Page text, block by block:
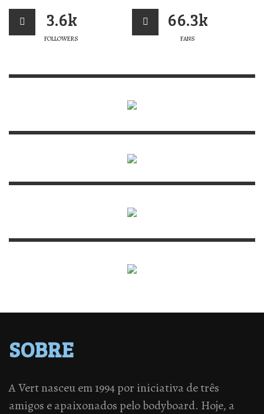
3.6k
FOLLOWERS
66.3k
FANS
SOBRE
A Vert nasceu em 1994 por iniciativa de três
amigos e apaixonados pelo bodyboard. Hoje, a